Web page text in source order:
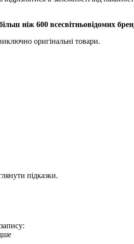
ніж 600 всесвітньовідомих
оригінальні товари.
підказки.